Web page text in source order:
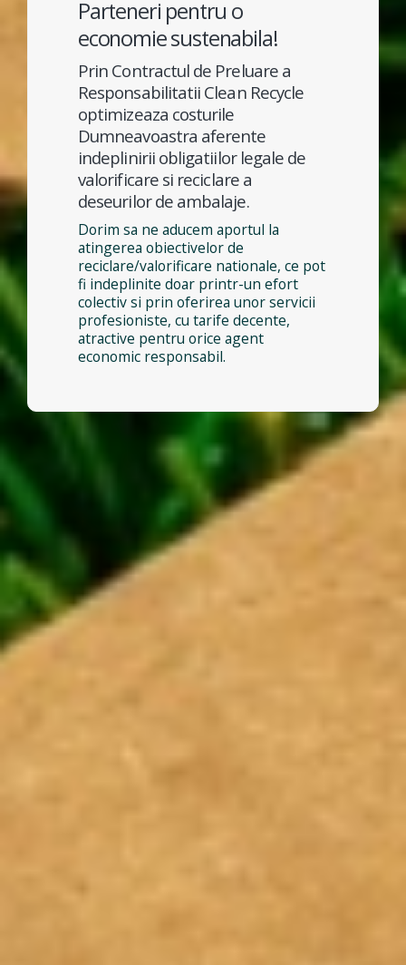
Parteneri pentru o
economie sustenabila!
Prin Contractul de Preluare a
Responsabilitatii Clean Recycle
optimizeaza costurile
Dumneavoastra aferente
indeplinirii obligatiilor legale de
valorificare si reciclare a
deseurilor de ambalaje.
Dorim sa ne aducem aportul la
atingerea obiectivelor de
reciclare/valorificare nationale, ce pot
fi indeplinite doar printr-un efort
colectiv si prin oferirea unor servicii
profesioniste, cu tarife decente,
atractive pentru orice agent
economic responsabil.